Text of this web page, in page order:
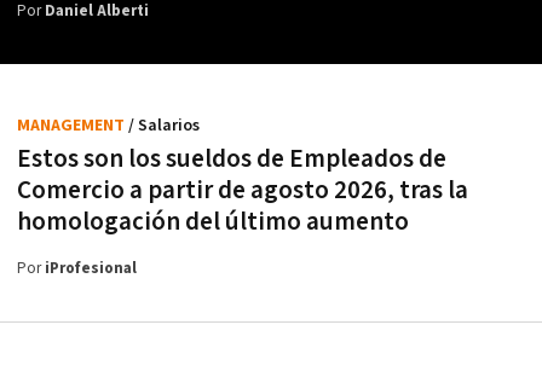
PorDaniel Alberti
Estos son los sueldos de Empleados de
Comercio a partir de agosto 2026, tras la
homologación del último aumento
MANAGEMENT / Salarios
PoriProfesional